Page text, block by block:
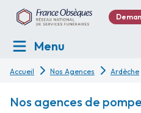
Menu
Accueil Nos Agences Ardèche
Nos agences de